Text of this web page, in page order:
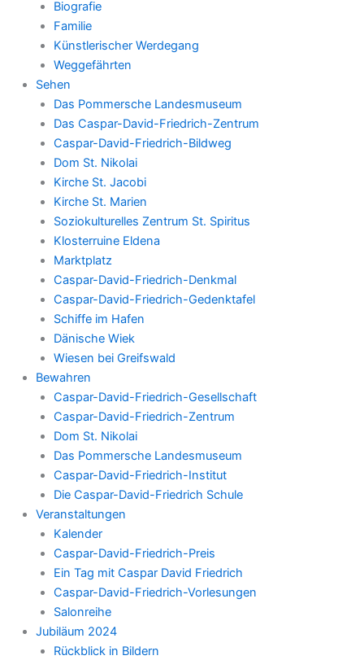
Biografie
Familie
Künstlerischer Werdegang
Weggefährten
Sehen
Das Pommersche Landesmuseum
Das Caspar-David-Friedrich-Zentrum
Caspar-David-Friedrich-Bildweg
Dom St. Nikolai
Kirche St. Jacobi
Kirche St. Marien
Soziokulturelles Zentrum St. Spiritus
Klosterruine Eldena
Marktplatz
Caspar-David-Friedrich-Denkmal
Caspar-David-Friedrich-Gedenktafel
Schiffe im Hafen
Dänische Wiek
Wiesen bei Greifswald
Bewahren
Caspar-David-Friedrich-Gesellschaft
Caspar-David-Friedrich-Zentrum
Dom St. Nikolai
Das Pommersche Landesmuseum
Caspar-David-Friedrich-Institut
Die Caspar-David-Friedrich Schule
Veranstaltungen
Kalender
Caspar-David-Friedrich-Preis
Ein Tag mit Caspar David Friedrich
Caspar-David-Friedrich-Vorlesungen
Salonreihe
Jubiläum 2024
Rückblick in Bildern